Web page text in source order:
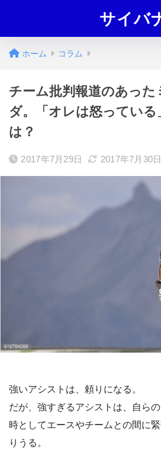
サイバ
ホーム コラム
チーム批判報道のあった
ダ。「オレは怒っている
は？
2017年7月29日 2017年7月30日
強いアシストは、頼りになる。
だが、強すぎるアシストは、自ら
時としてエースやチームとの間に
りうる。